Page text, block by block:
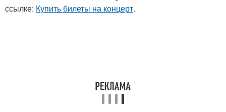
ссылке: Купить билеты на концерт.